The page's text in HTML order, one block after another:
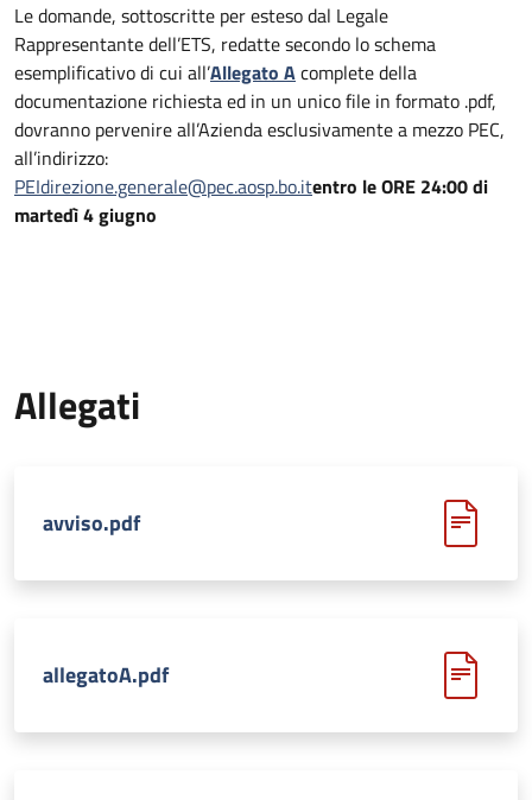
Le domande, sottoscritte per esteso dal Legale
Rappresentante dell’ETS, redatte secondo lo schema
esemplificativo di cui all’Allegato Acomplete della
documentazione richiesta ed in un unico file in formato .pdf,
dovranno pervenire all’Azienda esclusivamente a mezzo PEC,
all’indirizzo:
PEIdirezione.generale@pec.aosp.bo.itentro le ORE 24:00 di
martedì 4 giugno
Allegati
avviso.pdf
allegatoA.pdf